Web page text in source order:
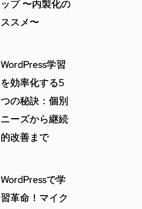
ップ 〜内製化の
ススメ〜
WordPress学習
を効率化する5
つの秘訣：個別
ニーズから継続
的改善まで
WordPressで学
習革命！マイク